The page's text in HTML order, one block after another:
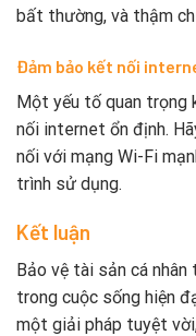
bất thường, và thậm
Đảm bảo kết nối
Một yếu tố quan trọng
nối internet ổn định.
nối với mạng Wi-Fi
trình sử dụng.
Kết luận
Bảo vệ tài sản cá
trong cuộc sống hiện
một giải pháp tuyệt